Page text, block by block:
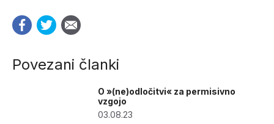
Povezani članki
O »(ne)odločitvi« za permisivno
vzgojo
03.08.23